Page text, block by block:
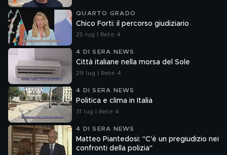
QUARTO GRADO
Chico Forti: il percorso giudiziario
25 lug | Rete 4
4 DI SERA NEWS
Città italiane nella morsa del Sole
29 lug | Rete 4
4 DI SERA NEWS
Politica e clima in Italia
31 lug | Rete 4
4 DI SERA NEWS
Matteo Piantedosi: "C'è un pregiudizio nei
confronti della polizia"